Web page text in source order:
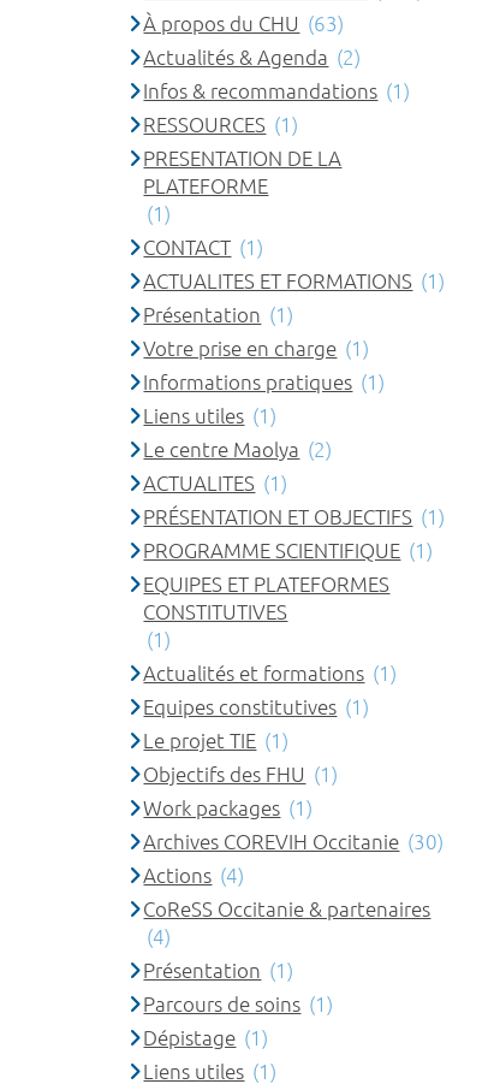
À propos du CHU (63)
Actualités & Agenda (2)
Infos & recommandations (1)
RESSOURCES (1)
PRESENTATION DE LA
PLATEFORME
(1)
CONTACT (1)
ACTUALITES ET FORMATIONS (1)
Présentation (1)
Votre prise en charge (1)
Informations pratiques (1)
Liens utiles (1)
Le centre Maolya (2)
ACTUALITES (1)
PRÉSENTATION ET OBJECTIFS (1)
PROGRAMME SCIENTIFIQUE (1)
EQUIPES ET PLATEFORMES
CONSTITUTIVES
(1)
Actualités et formations (1)
Equipes constitutives (1)
Le projet TIE (1)
Objectifs des FHU (1)
Work packages (1)
Archives COREVIH Occitanie (30)
Actions (4)
CoReSS Occitanie & partenaires
(4)
Présentation (1)
Parcours de soins (1)
Dépistage (1)
Liens utiles (1)